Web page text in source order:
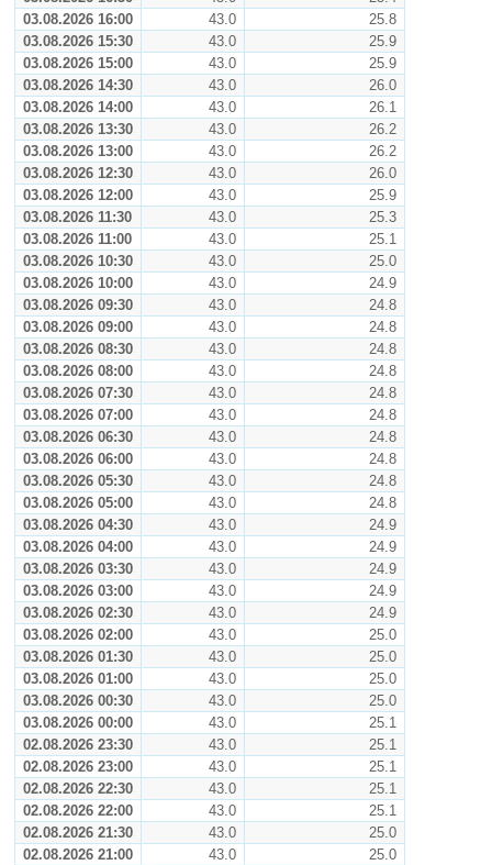
03.08.2026 16:00
43.0
25.8
03.08.2026 15:30
43.0
25.9
03.08.2026 15:00
43.0
25.9
03.08.2026 14:30
43.0
26.0
03.08.2026 14:00
43.0
26.1
03.08.2026 13:30
43.0
26.2
03.08.2026 13:00
43.0
26.2
03.08.2026 12:30
43.0
26.0
03.08.2026 12:00
43.0
25.9
03.08.2026 11:30
43.0
25.3
03.08.2026 11:00
43.0
25.1
03.08.2026 10:30
43.0
25.0
03.08.2026 10:00
43.0
24.9
03.08.2026 09:30
43.0
24.8
03.08.2026 09:00
43.0
24.8
03.08.2026 08:30
43.0
24.8
03.08.2026 08:00
43.0
24.8
03.08.2026 07:30
43.0
24.8
03.08.2026 07:00
43.0
24.8
03.08.2026 06:30
43.0
24.8
03.08.2026 06:00
43.0
24.8
03.08.2026 05:30
43.0
24.8
03.08.2026 05:00
43.0
24.8
03.08.2026 04:30
43.0
24.9
03.08.2026 04:00
43.0
24.9
03.08.2026 03:30
43.0
24.9
03.08.2026 03:00
43.0
24.9
03.08.2026 02:30
43.0
24.9
03.08.2026 02:00
43.0
25.0
03.08.2026 01:30
43.0
25.0
03.08.2026 01:00
43.0
25.0
03.08.2026 00:30
43.0
25.0
03.08.2026 00:00
43.0
25.1
02.08.2026 23:30
43.0
25.1
02.08.2026 23:00
43.0
25.1
02.08.2026 22:30
43.0
25.1
02.08.2026 22:00
43.0
25.1
02.08.2026 21:30
43.0
25.0
02.08.2026 21:00
43.0
25.0